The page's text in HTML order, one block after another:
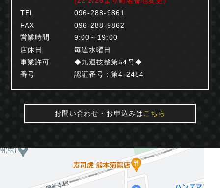
TEL
096-288-9861
FAX
096-288-9862
営業時間
9:00～19:00
店休日
毎週水曜日
事業許可
番号
◆九運技整第54号◆
認証番号：第4-2484
お問い合わせ・お申込みはこちら